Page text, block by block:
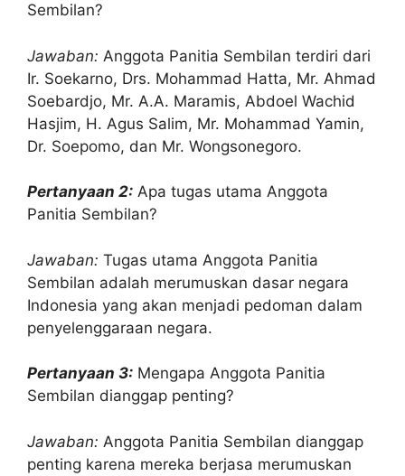
Sembilan?
Jawaban: Anggota Panitia Sembilan terdiri dari
Ir. Soekarno, Drs. Mohammad Hatta, Mr. Ahmad
Soebardjo, Mr. A.A. Maramis, Abdoel Wachid
Hasjim, H. Agus Salim, Mr. Mohammad Yamin,
Dr. Soepomo, dan Mr. Wongsonegoro.
Pertanyaan 2: Apa tugas utama Anggota
Panitia Sembilan?
Jawaban: Tugas utama Anggota Panitia
Sembilan adalah merumuskan dasar negara
Indonesia yang akan menjadi pedoman dalam
penyelenggaraan negara.
Pertanyaan 3: Mengapa Anggota Panitia
Sembilan dianggap penting?
Jawaban: Anggota Panitia Sembilan dianggap
penting karena mereka berjasa merumuskan